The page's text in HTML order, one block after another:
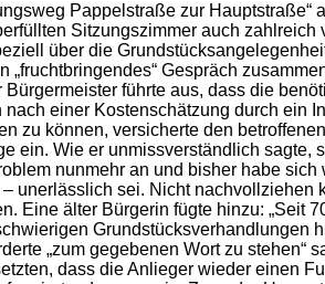
Pappelstraße zur Hauptstraße“
Sitzungszimmer auch
über die
Gespräch
führte aus, dass die
einer Kostenschätzung durch ein
zu können, versicherte den
ein. Wie er unmissverständlich sagte,
nunmehr an und bisher habe
unerlässlich sei. Nicht nachvollziehen
Eine älter Bürgerin fügte hinzu: „Seit
Grundstücksverhandlungen
„zum gegebenen Wort zu stehen“
dass die Anlieger wieder einen